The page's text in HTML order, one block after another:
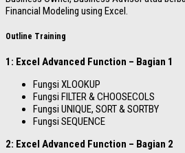
Financial Modeling using Excel.
Outline Training
1: Excel Advanced Function – Bagian 1
Fungsi XLOOKUP
Fungsi FILTER & CHOOSECOLS
Fungsi UNIQUE, SORT & SORTBY
Fungsi SEQUENCE
2: Excel Advanced Function – Bagian 2